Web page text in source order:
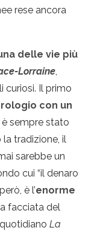
rese ancora
delle vie più
Lorraine,
curiosi. Il primo
con un
è sempre stato
tradizione, il
sarebbe un
cui “il denaro
è l’enorme
facciata del
La